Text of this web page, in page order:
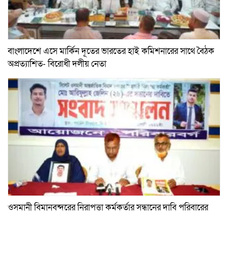
বাংলাদেশে এসে মার্কিন দূতের ভারতের হাই কমিশনারের সাথে বৈঠক
অপ্রত্যাশিত- বিরোধী দলীয় নেতা
ওসমানী বিমানবন্দরের নিরাপত্তা কর্মকর্তার সন্ধানের দাবি পরিবারের